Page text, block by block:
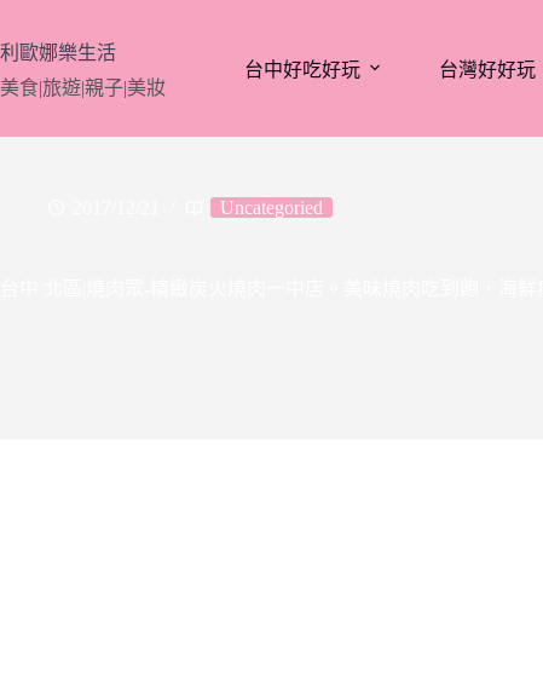
至
主
要
利歐娜樂生活
美食|旅遊|親子|美妝
台中好吃好玩 台灣好好玩
Uncategoried